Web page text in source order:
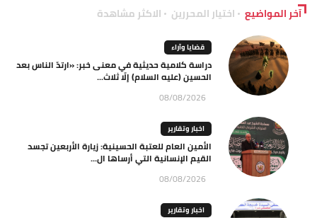
آخر المواضيع اختيار المحررين الاكثر مشاهدة
قضايا وآراء
دراسة كلامية حديثية في معنى خبر: «ارتدّ الناس بعد
الحسين (عليه السلام) إلّا ثلاث...
08/08/2026
اخبار وتقارير
الأمين العام للعتبة الحسينية: زيارة الأربعين تجسد
القيم الإنسانية التي أرساها ال...
08/08/2026
اخبار وتقارير